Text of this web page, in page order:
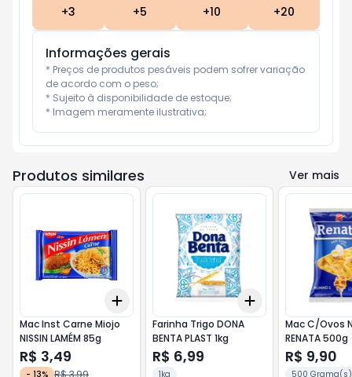
+3 +5 +10 +20
Informações gerais
* Preços de produtos pesáveis podem sofrer variação
de acordo com o peso;
* Sujeito à disponibilidade de estoque;
* Imagem meramente ilustrativa;
Produtos similares Ver mais
+10
Add
Mac Inst Carne Miojo
NISSIN LAMÉM 85g
R$ 3,49
- 13% R$ 3,99
+10
Add
Farinha Trigo DONA
BENTA PLAST 1kg
R$ 6,99
1kg
Mac C/Ovos
RENATA 500g
R$ 9,90
500 Grama(s)